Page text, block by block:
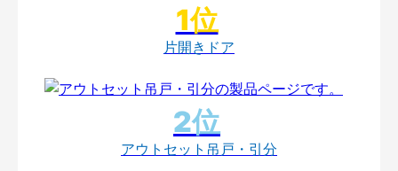
片開きドア
アウトセット吊戸・引分